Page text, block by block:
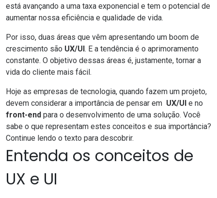
está avançando a uma taxa exponencial e tem o potencial de
aumentar nossa eficiência e qualidade de vida.
Por isso, duas áreas que vêm apresentando um boom de
crescimento são UX/UI. E a tendência é o aprimoramento
constante. O objetivo dessas áreas é, justamente, tornar a
vida do cliente mais fácil.
Hoje as empresas de tecnologia, quando fazem um projeto,
devem considerar a importância de pensar em UX/UI e no
front-end para o desenvolvimento de uma solução. Você
sabe o que representam estes conceitos e sua importância?
Continue lendo o texto para descobrir.
Entenda os conceitos de
UX e UI